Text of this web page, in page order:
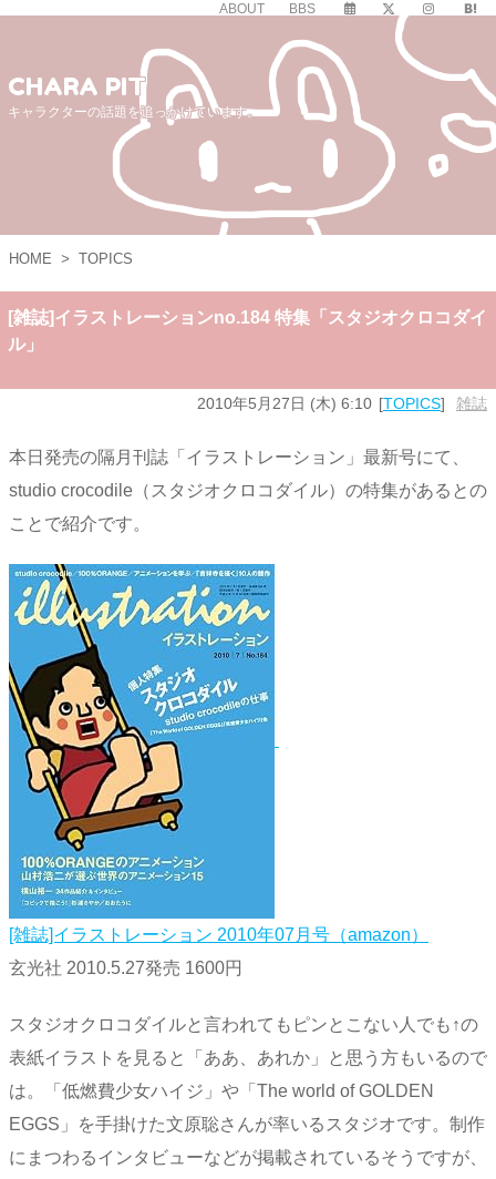
ABOUT BBS
CHARA PIT
キャラクターの話題を追っかけています。
HOME > TOPICS
[雑誌]イラストレーションno.184 特集「スタジオクロコダイ
ル」
2010年5月27日 (木) 6:10 TOPICS 雑誌
本日発売の隔月刊誌「イラストレーション」最新号にて、
studio crocodile（スタジオクロコダイル）の特集があるとの
ことで紹介です。
[雑誌]イラストレーション 2010年07月号（amazon）
玄光社 2010.5.27発売 1600円
スタジオクロコダイルと言われてもピンとこない人でも↑の
表紙イラストを見ると「ああ、あれか」と思う方もいるので
は。「低燃費少女ハイジ」や「The world of GOLDEN
EGGS」を手掛けた文原聡さんが率いるスタジオです。制作
にまつわるインタビューなどが掲載されているそうですが、